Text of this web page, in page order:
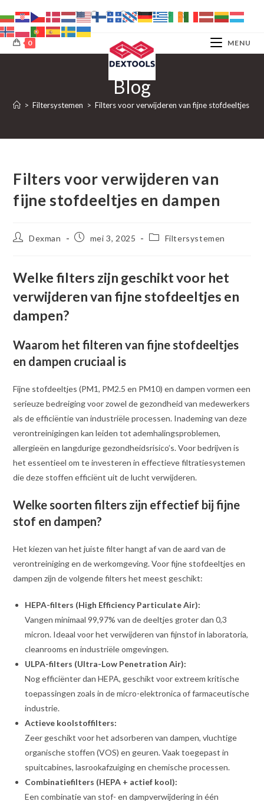
naar
inhoud
0 MENU
Blog
> Filtersystemen > Filters voor verwijderen van fijne stofdeeltjes en
Filters voor verwijderen van
fijne stofdeeltjes en dampen
BerichtDexman
Berichtmei 3, 2025 Berichtcategorie:
Filtersystemen
Welke filters zijn geschikt voor het
verwijderen van fijne stofdeeltjes en
dampen?
Waarom het filteren van fijne stofdeeltjes
en dampen cruciaal is
Fijne stofdeeltjes (PM1, PM2.5 en PM10) en dampen vormen een
serieuze bedreiging voor zowel de gezondheid van medewerkers
als de efficiëntie van industriële processen. Inademing van deze
verontreinigingen kan leiden tot ademhalingsproblemen,
allergieën en langdurige gezondheidsrisico’s. Voor bedrijven is
het essentieel om te investeren in effectieve filtratiesystemen
die deze stoffen efficiënt uit de lucht verwijderen.
Welke soorten filters zijn effectief bij fijne
stof en dampen?
Het kiezen van het juiste filter hangt af van de aard van de
verontreiniging en de werkomgeving. Voor fijne stofdeeltjes en
dampen zijn de volgende filters het meest geschikt:
HEPA-filters (High Efficiency Particulate Air):
Vangen minimaal 99,97% van de deeltjes groter dan 0,3
micron. Ideaal voor het verwijderen van fijnstof in laboratoria,
cleanrooms en industriële omgevingen.
ULPA-filters (Ultra-Low Penetration Air):
Nog efficiënter dan HEPA, geschikt voor extreem kritische
toepassingen zoals in de micro-elektronica of farmaceutische
industrie.
Actieve koolstoffilters:
Zeer geschikt voor het adsorberen van dampen, vluchtige
organische stoffen (VOS) en geuren. Vaak toegepast in
spuitcabines, lasrookafzuiging en chemische processen.
Combinatiefilters (HEPA + actief kool):
Een combinatie van stof- en dampverwijdering in één